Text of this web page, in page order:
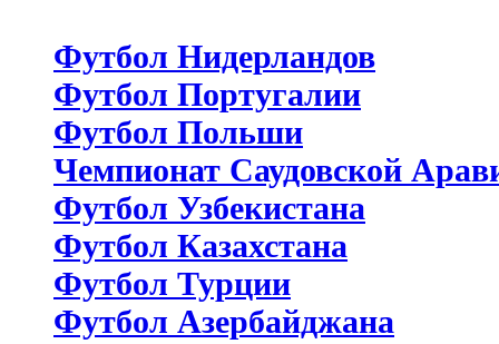
Футбол Нидерландов
Футбол Португалии
Футбол Польши
Чемпионат Саудовской
Футбол Узбекистана
Футбол Казахстана
Футбол Турции
Футбол Азербайджана